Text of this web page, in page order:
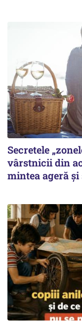
Secretele
vârstnicii din
mintea ageră